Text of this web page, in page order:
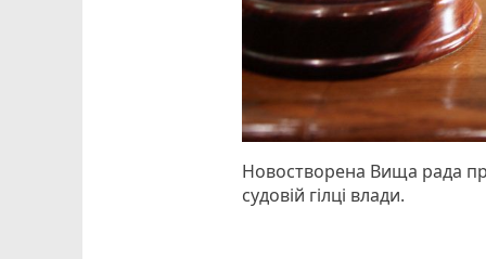
Новостворена Вища рада
судовій гілці влади.